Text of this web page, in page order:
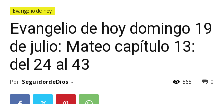
Evangelio de hoy
Evangelio de hoy domingo 19
de julio: Mateo capítulo 13:
del 24 al 43
Por SeguidordeDios - 0
565